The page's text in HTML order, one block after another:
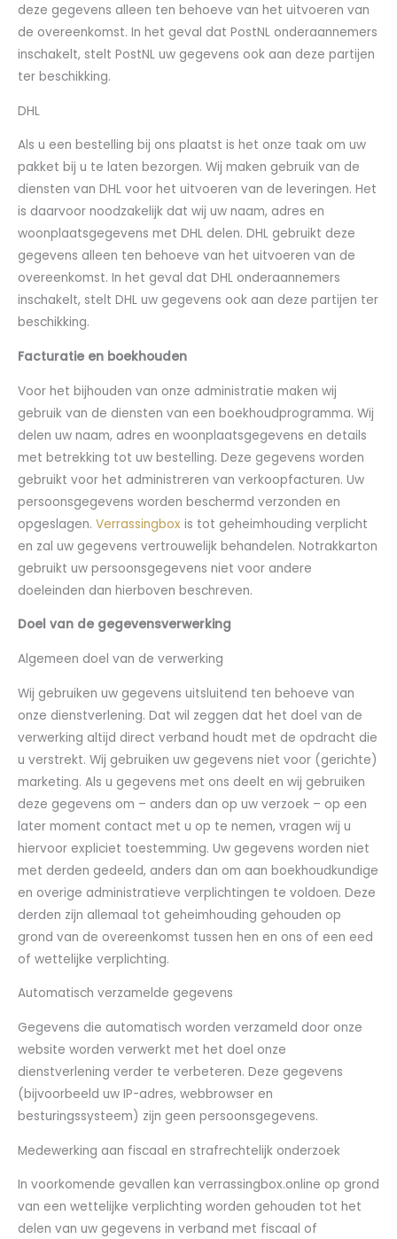
deze gegevens alleen ten behoeve van het uitvoeren van
de overeenkomst. In het geval dat PostNL onderaannemers
inschakelt, stelt PostNL uw gegevens ook aan deze partijen
ter beschikking.
DHL
Als u een bestelling bij ons plaatst is het onze taak om uw
pakket bij u te laten bezorgen. Wij maken gebruik van de
diensten van DHL voor het uitvoeren van de leveringen. Het
is daarvoor noodzakelijk dat wij uw naam, adres en
woonplaatsgegevens met DHL delen. DHL gebruikt deze
gegevens alleen ten behoeve van het uitvoeren van de
overeenkomst. In het geval dat DHL onderaannemers
inschakelt, stelt DHL uw gegevens ook aan deze partijen ter
beschikking.
Facturatie en boekhouden
Voor het bijhouden van onze administratie maken wij
gebruik van de diensten van een boekhoudprogramma. Wij
delen uw naam, adres en woonplaatsgegevens en details
met betrekking tot uw bestelling. Deze gegevens worden
gebruikt voor het administreren van verkoopfacturen. Uw
persoonsgegevens worden beschermd verzonden en
opgeslagen. Verrassingbox is tot geheimhouding verplicht
en zal uw gegevens vertrouwelijk behandelen. Notrakkarton
gebruikt uw persoonsgegevens niet voor andere
doeleinden dan hierboven beschreven.
Doel van de gegevensverwerking
Algemeen doel van de verwerking
Wij gebruiken uw gegevens uitsluitend ten behoeve van
onze dienstverlening. Dat wil zeggen dat het doel van de
verwerking altijd direct verband houdt met de opdracht die
u verstrekt. Wij gebruiken uw gegevens niet voor (gerichte)
marketing. Als u gegevens met ons deelt en wij gebruiken
deze gegevens om – anders dan op uw verzoek – op een
later moment contact met u op te nemen, vragen wij u
hiervoor expliciet toestemming. Uw gegevens worden niet
met derden gedeeld, anders dan om aan boekhoudkundige
en overige administratieve verplichtingen te voldoen. Deze
derden zijn allemaal tot geheimhouding gehouden op
grond van de overeenkomst tussen hen en ons of een eed
of wettelijke verplichting.
Automatisch verzamelde gegevens
Gegevens die automatisch worden verzameld door onze
website worden verwerkt met het doel onze
dienstverlening verder te verbeteren. Deze gegevens
(bijvoorbeeld uw IP-adres, webbrowser en
besturingssysteem) zijn geen persoonsgegevens.
Medewerking aan fiscaal en strafrechtelijk onderzoek
In voorkomende gevallen kan verrassingbox.online op grond
van een wettelijke verplichting worden gehouden tot het
delen van uw gegevens in verband met fiscaal of